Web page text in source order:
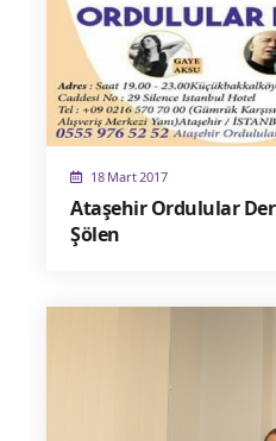
18 Mart 2017
Ataşehir Ordulular
Şölen